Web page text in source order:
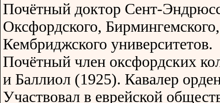
Почётный доктор Сент-
Оксфордского,
Кембриджского университетов.
Почётный член оксфордских
и Баллиол (1925). Кавалер
Участвовал в еврейской